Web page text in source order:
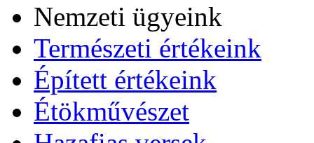
Nemzeti ügyeink
Természeti értékeink
Épített értékeink
Étökművészet